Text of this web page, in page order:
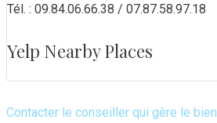
Tél. : 09.84.06.66.38 / 07.87.58.97.18
Yelp Nearby Places
Contacter le conseiller qui gère le bien